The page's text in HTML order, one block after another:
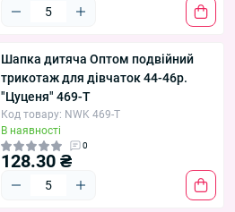
Шапка дитяча Оптом подвійний
трикотаж для дівчаток 44-46р.
"Цуценя" 469-T
Код товару: NWK 469-T
В наявності
0
128.30 ₴